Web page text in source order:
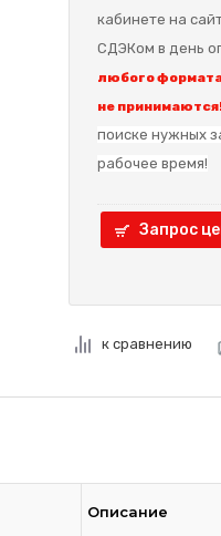
кабинете на
СДЭКом в день
любого
не
поиске нужных
рабочее время!
Запрос
к сравнению
Описание